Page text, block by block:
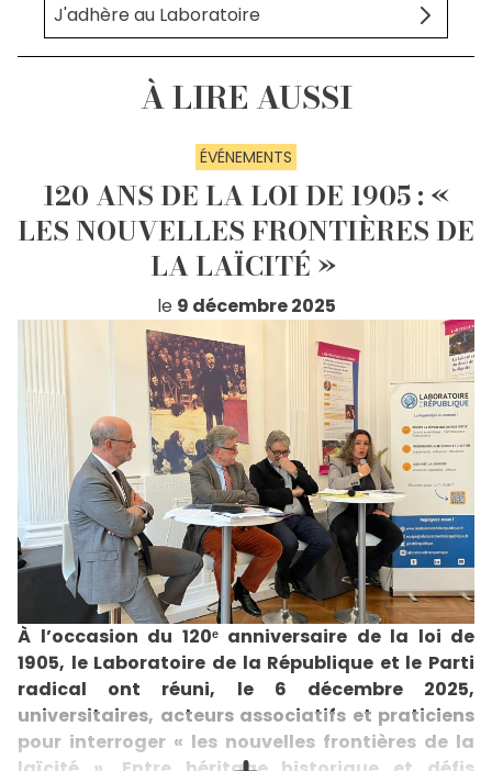
J'adhère au Laboratoire
À LIRE AUSSI
ÉVÉNEMENTS
120 ANS DE LA LOI DE 1905 : «
LES NOUVELLES FRONTIÈRES DE
LA LAÏCITÉ »
le 9 décembre 2025
À l’occasion du 120ᵉ anniversaire de la loi de
1905, le Laboratoire de la République et le Parti
radical ont réuni, le 6 décembre 2025,
universitaires, acteurs associatifs et praticiens
pour interroger « les nouvelles frontières de la